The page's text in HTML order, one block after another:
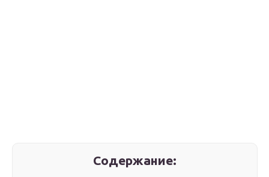
Содержание: